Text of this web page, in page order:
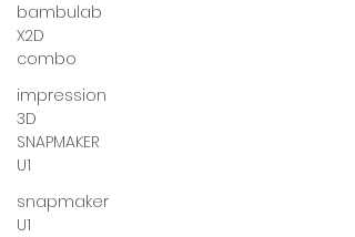
bambulab
X2D
combo
impression
3D
SNAPMAKER
U1
snapmaker
U1